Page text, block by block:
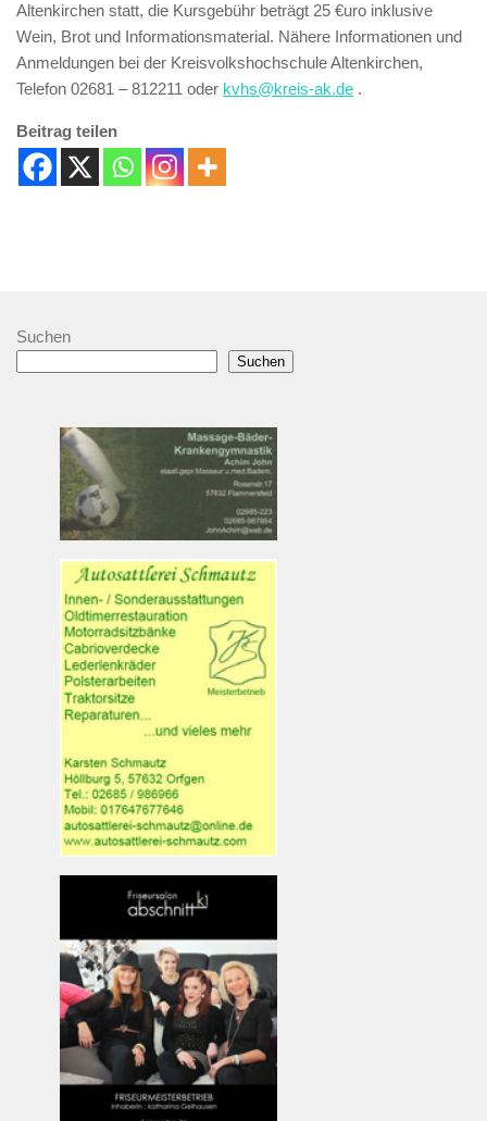
Altenkirchen statt, die Kursgebühr beträgt 25 €uro inklusive
Wein, Brot und Informationsmaterial. Nähere Informationen und
Anmeldungen bei der Kreisvolkshochschule Altenkirchen,
Telefon 02681 – 812211 oder kvhs@kreis-ak.de .
Beitrag teilen
Suchen
Suchen